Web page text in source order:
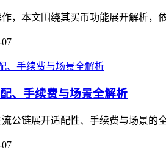
，本文围绕其买币功能展开解析
07
、手续费与场景全解析
公链展开适配性、手续费与场景
07